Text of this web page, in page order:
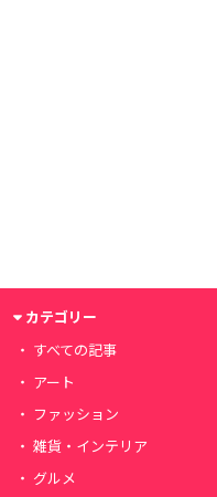
カテゴリー
すべての記事
アート
ファッション
雑貨・インテリア
グルメ